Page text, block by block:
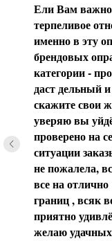
Ели Вам важно
терпеливое
именно в эту
брендовых
категории -
даст дельный
скажите свои
уверяю вы
проверено на
ситуации
не пожалела,
все на
границ , всяк
приятно
желаю